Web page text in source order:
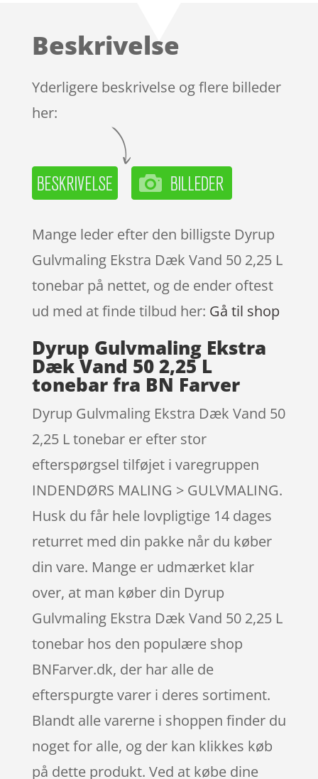
Beskrivelse
Yderligere beskrivelse og flere billeder
her:
Mange leder efter den billigste Dyrup
Gulvmaling Ekstra Dæk Vand 50 2,25 L
tonebar på nettet, og de ender oftest
ud med at finde tilbud her: Gå til shop
Dyrup Gulvmaling Ekstra
Dæk Vand 50 2,25 L
tonebar fra BN Farver
Dyrup Gulvmaling Ekstra Dæk Vand 50
2,25 L tonebar er efter stor
efterspørgsel tilføjet i varegruppen
INDENDØRS MALING > GULVMALING.
Husk du får hele lovpligtige 14 dages
returret med din pakke når du køber
din vare. Mange er udmærket klar
over, at man køber din Dyrup
Gulvmaling Ekstra Dæk Vand 50 2,25 L
tonebar hos den populære shop
BNFarver.dk, der har alle de
efterspurgte varer i deres sortiment.
Blandt alle varerne i shoppen finder du
noget for alle, og der kan klikkes køb
på dette produkt. Ved at købe dine